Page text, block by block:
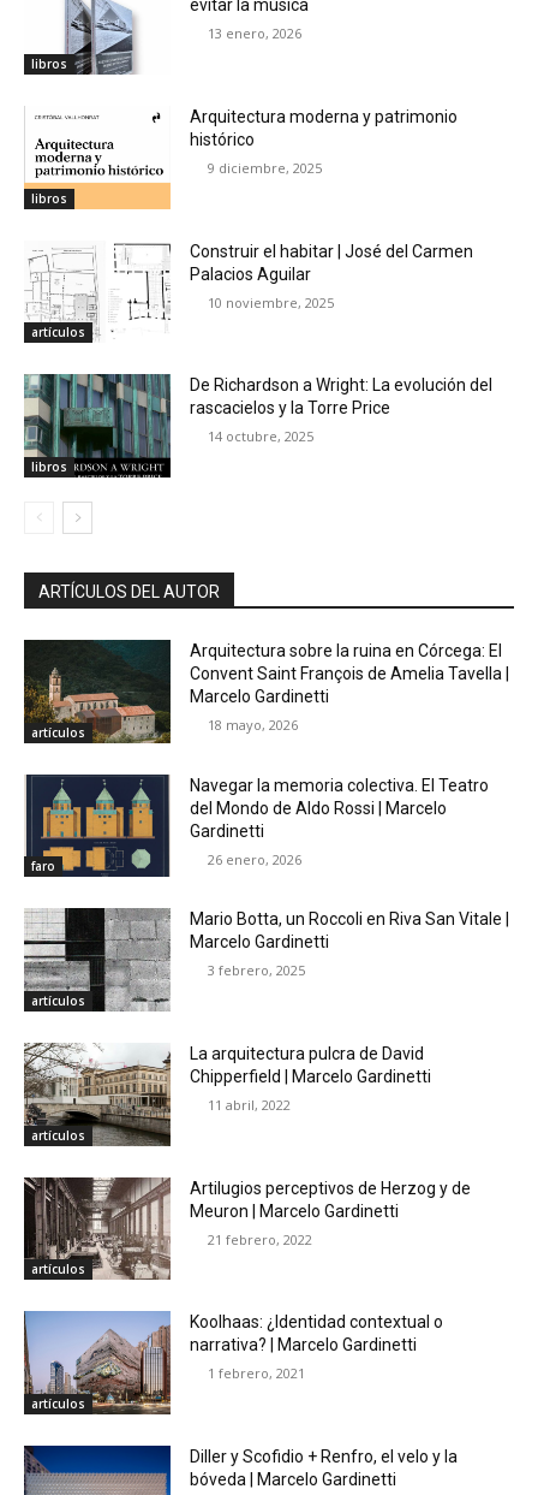
libros
evitar la música
13 enero, 2026
libros
Arquitectura moderna y patrimonio
histórico
9 diciembre, 2025
artículos
Construir el habitar | José del Carmen
Palacios Aguilar
10 noviembre, 2025
libros
De Richardson a Wright: La evolución del
rascacielos y la Torre Price
14 octubre, 2025
ARTÍCULOS DEL AUTOR
artículos
Arquitectura sobre la ruina en Córcega: El
Convent Saint François de Amelia Tavella |
Marcelo Gardinetti
18 mayo, 2026
faro
Navegar la memoria colectiva. El Teatro
del Mondo de Aldo Rossi | Marcelo
Gardinetti
26 enero, 2026
artículos
Mario Botta, un Roccoli en Riva San Vitale |
Marcelo Gardinetti
3 febrero, 2025
artículos
La arquitectura pulcra de David
Chipperfield | Marcelo Gardinetti
11 abril, 2022
artículos
Artilugios perceptivos de Herzog y de
Meuron | Marcelo Gardinetti
21 febrero, 2022
artículos
Koolhaas: ¿Identidad contextual o
narrativa? | Marcelo Gardinetti
1 febrero, 2021
Diller y Scofidio + Renfro, el velo y la
bóveda | Marcelo Gardinetti